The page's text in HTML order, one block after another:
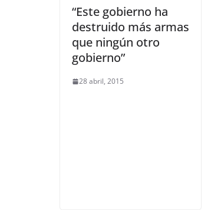
“Este gobierno ha
destruido más armas
que ningún otro
gobierno”
28 abril, 2015